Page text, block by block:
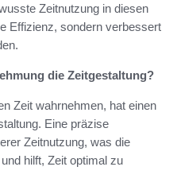
Zeitnutzung in diesen
Effizienz, sondern verbessert
die Zeitgestaltung?
Zeit wahrnehmen, hat einen
Eine präzise
Zeitnutzung, was die
hilft, Zeit optimal zu